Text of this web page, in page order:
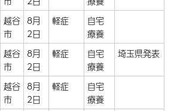
越谷
市
8月
2日
軽症
自宅
療養
越谷
市
8月
2日
軽症
自宅
療養
埼玉県発表
越谷
市
8月
2日
軽症
自宅
療養